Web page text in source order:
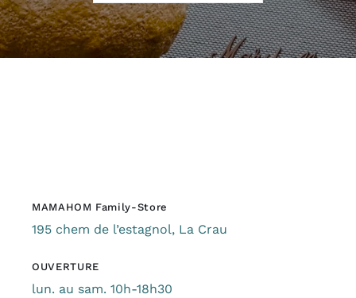
MAMAHOM Family-Store
195 chem de l’estagnol, La Crau
OUVERTURE
lun. au sam. 10h-18h30